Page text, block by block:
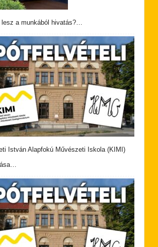
lesz a munkából hivatás?…
István Alapfokú Művészeti Iskola (KIMI)